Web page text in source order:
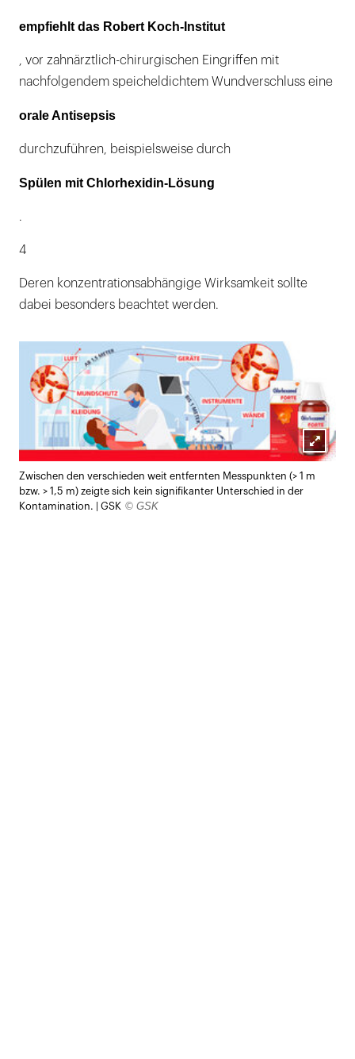
empfiehlt das Robert Koch-Institut
, vor zahnärztlich-chirurgischen Eingriffen mit
nachfolgendem speicheldichtem Wundverschluss eine
orale Antisepsis
durchzuführen, beispielsweise durch
Spülen mit Chlorhexidin-Lösung
.
4
Deren konzentrationsabhängige Wirksamkeit sollte
dabei besonders beachtet werden.
öffnen
Zwischen den verschieden weit entfernten Messpunkten (> 1 m
bzw. > 1,5 m) zeigte sich kein signifikanter Unterschied in der
Kontamination. | GSK © GSK